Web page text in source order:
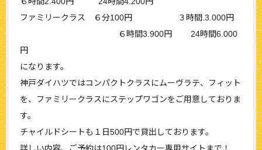
ファミリークラス ６分100円 ３時間.3.000円
６時間3.900円 24時間6.000
円
になります。
神戸ダイハツではコンパクトクラスにムーヴラテ、フィット
を、ファミリークラスにステップワゴンをご用意しておりま
す。
チャイルドシートも１日500円で貸出しております。
詳しい内容、ご予約は100円レンタカー専用サイトまで！